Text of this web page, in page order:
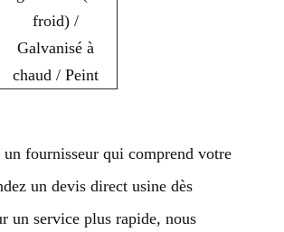
froid) /
Galvanisé à
chaud / Peint
un fournisseur qui comprend votre
un devis direct usine dès
un service plus rapide, nous